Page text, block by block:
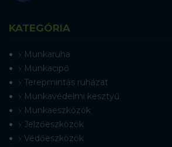
KATEGÓRIA
Munkaruha
Munkacipő
Terepmintás ruházat
Munkavédelmi kesztyű
Munkaeszközök
Jelzőeszközök
Védőeszközök